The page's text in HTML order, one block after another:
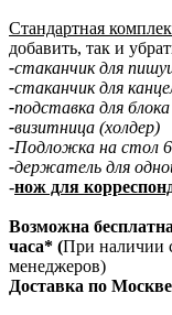
Стандартная
добавить, так и
-стаканчик для
-стаканчик для
-подставка для блока
-визитница (холдер)
-Подложка на стол
-держатель для
-нож для
Возможна
часа* (При наличии
менеджеров)
Доставка по